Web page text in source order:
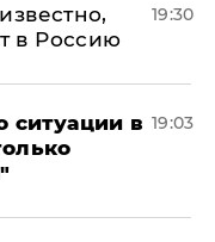
в Россию
19:30
ситуации в 19:03